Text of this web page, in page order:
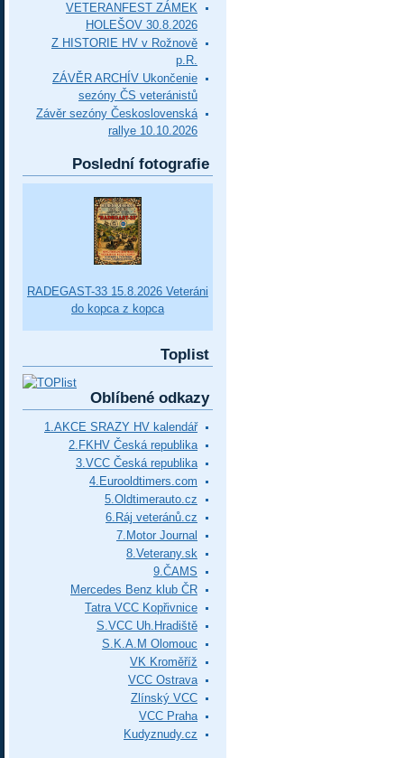
VETERANFEST ZÁMEK
HOLEŠOV 30.8.2026
Z HISTORIE HV v Rožnově
p.R.
ZÁVĚR ARCHÍV Ukončenie
sezóny ČS veteránistů
Závěr sezóny Československá
rallye 10.10.2026
Poslední fotografie
RADEGAST-33 15.8.2026 Veteráni
do kopca z kopca
Toplist
Oblíbené odkazy
1.AKCE SRAZY HV kalendář
2.FKHV Česká republika
3.VCC Česká republika
4.Eurooldtimers.com
5.Oldtimerauto.cz
6.Ráj veteránů.cz
7.Motor Journal
8.Veterany.sk
9.ČAMS
Mercedes Benz klub ČR
Tatra VCC Kopřivnice
S.VCC Uh.Hradiště
S.K.A.M Olomouc
VK Kroměříž
VCC Ostrava
Zlínský VCC
VCC Praha
Kudyznudy.cz